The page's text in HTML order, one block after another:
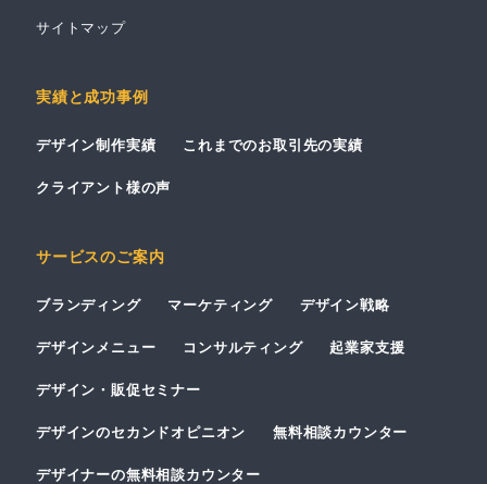
サイトマップ
実績と成功事例
デザイン制作実績 これまでのお取引先の実績
クライアント様の声
サービスのご案内
ブランディング マーケティング デザイン戦略
デザインメニュー コンサルティング 起業家支援
デザイン・販促セミナー
デザインのセカンドオピニオン 無料相談カウンター
デザイナーの無料相談カウンター